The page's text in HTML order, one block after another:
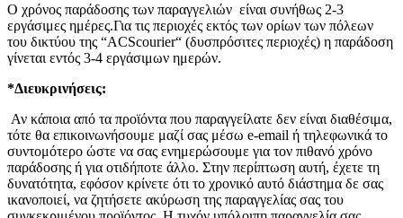
Ο χρόνος παράδοσης των παραγγελιών είναι συνήθως 2-3
εργάσιμες ημέρες.Για τις περιοχές εκτός των ορίων των πόλεων
του δικτύου της “ACScourier“ (δυσπρόσιτες περιοχές) η παράδοση
γίνεται εντός 3-4 εργάσιμων ημερών.
*Διευκρινήσεις:
Αν κάποια από τα προϊόντα που παραγγείλατε δεν είναι διαθέσιμα,
τότε θα επικοινωνήσουμε μαζί σας μέσω e-email ή τηλεφωνικά το
συντομότερο ώστε να σας ενημερώσουμε για τον πιθανό χρόνο
παράδοσης ή για οτιδήποτε άλλο. Στην περίπτωση αυτή, έχετε τη
δυνατότητα, εφόσον κρίνετε ότι το χρονικό αυτό διάστημα δε σας
ικανοποιεί, να ζητήσετε ακύρωση της παραγγελίας σας του